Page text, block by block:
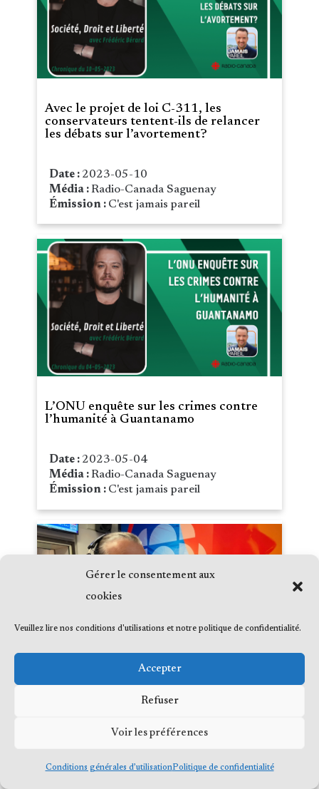
Gérer le consentement aux
cookies
Veuillez lire nos conditions d'utilisations et notre politique de confidentialité.
Accepter
Refuser
Voir les préférences
Conditions générales d’utilisationPolitique de confidentialité
Avec le projet de loi C-311, les
conservateurs tentent-ils de relancer
les débats sur l’avortement?
Date : 2023-05-10
Média :Radio-Canada Saguenay
Émission : C'est jamais pareil
L’ONU enquête sur les crimes contre
l’humanité à Guantanamo
Date : 2023-05-04
Média :Radio-Canada Saguenay
Émission : C'est jamais pareil
Bérard répond à vos questions sur
Khadr